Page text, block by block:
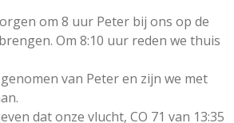
om 8 uur Peter bij ons op de
Om 8:10 uur reden we thuis
van Peter en zijn we met
dat onze vlucht, CO 71 van 13:35